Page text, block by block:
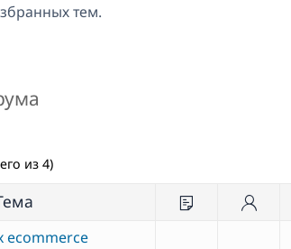
тем.
из 4)
ecommerce